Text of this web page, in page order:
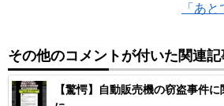
「あ
その他のコメントが付いた関連記
【驚愕】自動販売機の窃盗事件